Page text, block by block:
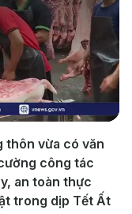
thôn vừa có văn
công tác
an toàn thực
trong dịp Tết Ất